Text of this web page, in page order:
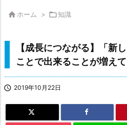
ホーム > 知識
【成長につながる】「新
ことで出来ることが増えて
 2019年10月22日